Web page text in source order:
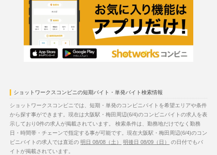
ショットワークスコンビニの短期バイト・単発バイト検索情報
ショットワークスコンビニでは、短期・単発のコンビニバイトを希望エリアや条件
から探す事ができます。現在は大阪駅・梅田周辺(6/4)のコンビニバイトの求人を表
示しており0件の求人が掲載されています。 検索条件は、勤務地だけでなく勤務
日・時間帯・チェーンで指定する事が可能です。現在大阪駅・梅田周辺(6/4)のコン
ビニバイトの求人では直近の 明日 08/08（土） 明後日 08/09（日）
の日付でもバ
イトが掲載されています。